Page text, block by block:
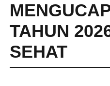
TAHUN
SEHAT